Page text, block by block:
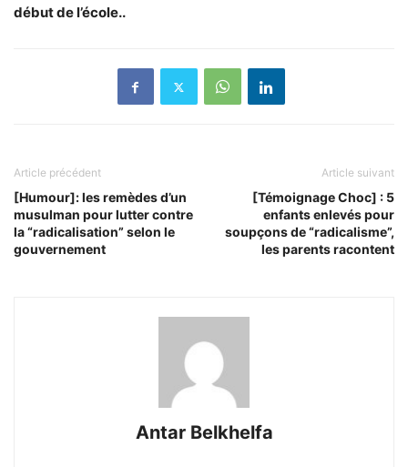
début de l’école..
Article précédent
[Humour]: les remèdes d’un
musulman pour lutter contre
la “radicalisation” selon le
gouvernement
Article suivant
[Témoignage Choc] : 5
enfants enlevés pour
soupçons de “radicalisme”,
les parents racontent
Antar Belkhelfa